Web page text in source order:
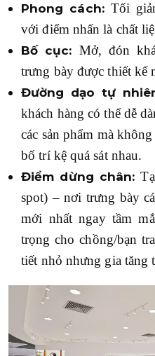
Phong cách:Tối
với điểm nhấn là chất
Bố cục: Mở, đón
trưng bày được thiết kế
Đường dạo tự
khách hàng có thể dễ
các sản phẩm mà
bố trí kệ quá sát nhau.
Điểm dừng chân:
spot) – nơi trưng bày
mới nhất ngay tầm
trọng cho chồng/bạn
tiết nhỏ nhưng gia tăng